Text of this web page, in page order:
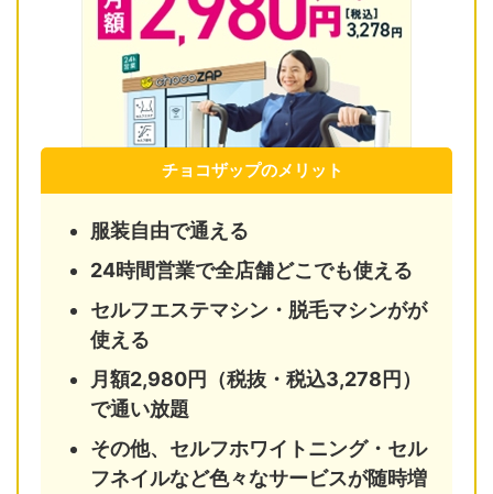
チョコザップのメリット
服装自由で通える
24時間営業で全店舗どこでも使える
セルフエステマシン・脱毛マシンがが
使える
月額2,980円（税抜・税込3,278円）
で通い放題
その他、セルフホワイトニング・セル
フネイルなど色々なサービスが随時増